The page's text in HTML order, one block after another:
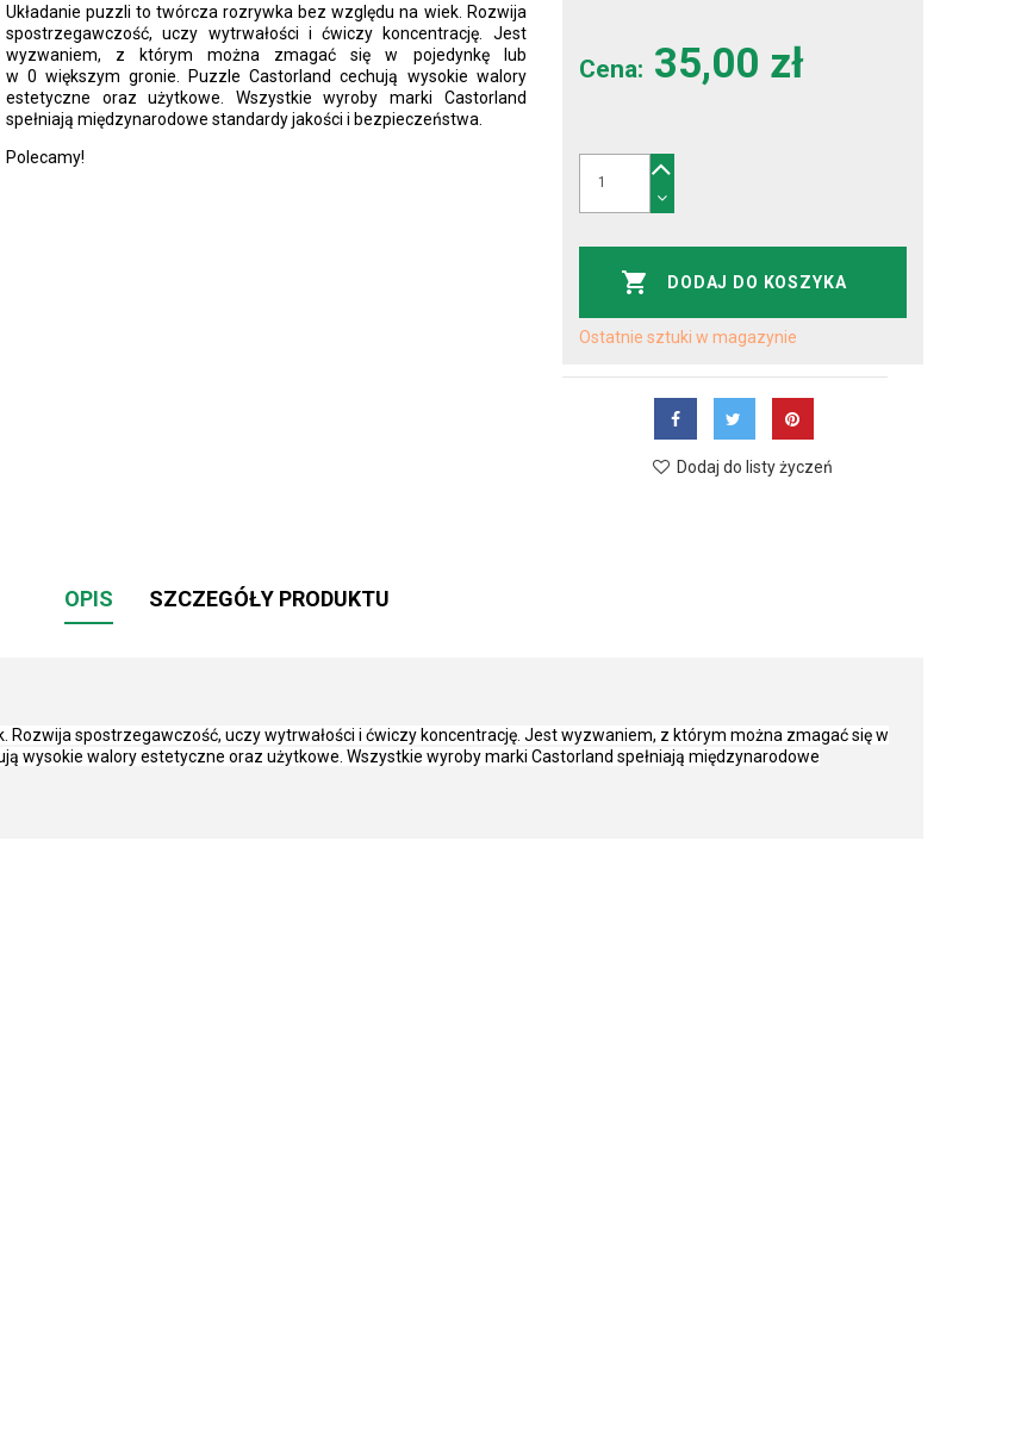
Układanie puzzli to twórcza rozrywka bez względu na wiek. Rozwija
spostrzegawczość, uczy wytrwałości i ćwiczy koncentrację. Jest
wyzwaniem, z którym można zmagać się w pojedynkę lub
w 0 większym gronie. Puzzle Castorland cechują wysokie walory
estetyczne oraz użytkowe. Wszystkie wyroby marki Castorland
spełniają międzynarodowe standardy jakości i bezpieczeństwa.
Polecamy!
Cena: 35,00 zł
DODAJ DO KOSZYKA
Ostatnie sztuki w magazynie
Dodaj do listy życzeń
OPIS SZCZEGÓŁY PRODUKTU
Rozwija spostrzegawczość, uczy wytrwałości i ćwiczy koncentrację. Jest wyzwaniem, z którym można zmagać się w
wysokie walory estetyczne oraz użytkowe. Wszystkie wyroby marki Castorland spełniają międzynarodowe